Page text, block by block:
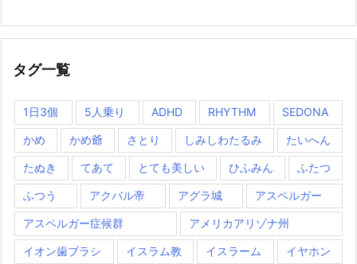
タグ一覧
1日3個 5人乗り ADHD RHYTHM SEDONA
かめ かめ爺 さとり しみしわたるみ たいへん
たぬき てあて とても美しい ひふみん ふたつ
ふつう アクバル帝 アグラ城 アスペルガー
アスペルガー症候群 アメリカアリゾナ州
イオン歯ブラシ イスラム教 イスラーム イヤホン